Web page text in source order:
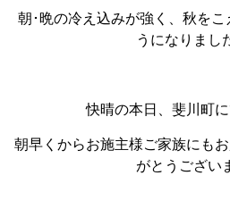
朝･晩の冷え込みが強く、秋を
うになりまし
快晴の本日、斐川町に
朝早くからお施主様ご家族にも
がとうござい